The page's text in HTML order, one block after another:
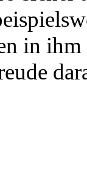
in